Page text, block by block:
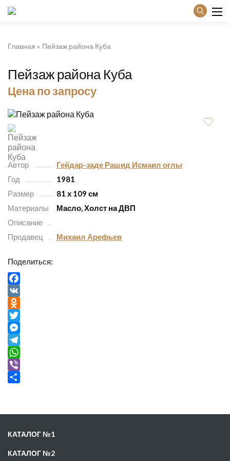
Главная Пейзаж района Куба
Пейзаж района Куба
Цена по запросу
Автор
Гейдар-заде Рашид Исмаил оглы
Год
1981
Размер
81 х 109 см
Материалы
Масло, Холст на ДВП
Описание
Продавец
Михаил Арефьев
Поделиться:
Facebook
VK
Odnoklassniki
Twitter
Messenger
Telegram
WhatsApp
Viber
КАТАЛОГ №1
КАТАЛОГ №2